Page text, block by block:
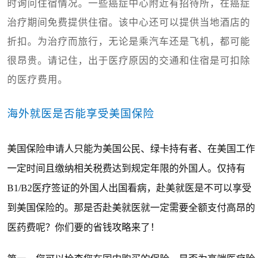
时询问住宿情况。一些癌症中心附近有招待所，在癌症
治疗期间免费提供住宿。该中心还可以提供当地酒店的
折扣。为治疗而旅行，无论是乘汽车还是飞机，都可能
很昂贵。请记住，出于医疗原因的交通和住宿是可扣除
的医疗费用。
海外就医是否能享受美国保险
美国保险申请人 只能为美国公民、绿卡持有者、在美国工作
一定时间且缴纳相关税费达到规定年限的外国人。 仅持有
B1/B2医疗签证的外国人出国看病，赴美就医是不可以享受
到美国保险的。 那是否赴美就医就一定需要全额支付高昂的
医药费呢？你们要的省钱攻略来了！